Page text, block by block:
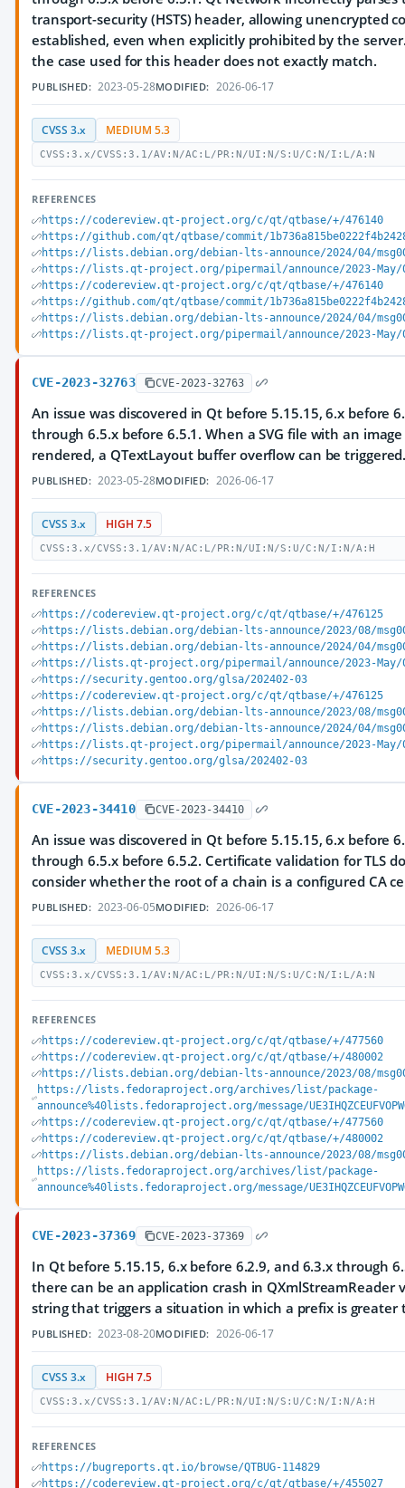
transport-security (HSTS) header, allowing unencrypted
established, even when explicitly prohibited by the
the case used for this header does not exactly match.
PUBLISHED: 2023-05-28MODIFIED: 2026-06-17
CVSS 3.x MEDIUM 5.3
CVSS:3.x/CVSS:3.1/AV:N/AC:L/PR:N/UI:N/S:U/C:N/I:L/A:N
REFERENCES
https://codereview.qt-project.org/c/qt/qtbase/+/476140
https://github.com/qt/qtbase/commit/
https://lists.debian.org/debian-lts-announce/2024/04/
https://lists.qt-project.org/pipermail/announce/2023-May/
https://codereview.qt-project.org/c/qt/qtbase/+/476140
https://github.com/qt/qtbase/commit/
https://lists.debian.org/debian-lts-announce/2024/04/
https://lists.qt-project.org/pipermail/announce/2023-May/
CVE-2023-32763 CVE-2023-32763
An issue was discovered in Qt before 5.15.15, 6.x before
through 6.5.x before 6.5.1. When a SVG file with an
rendered, a QTextLayout buffer overflow can be
PUBLISHED: 2023-05-28MODIFIED: 2026-06-17
CVSS 3.x HIGH 7.5
CVSS:3.x/CVSS:3.1/AV:N/AC:L/PR:N/UI:N/S:U/C:N/I:N/A:H
REFERENCES
https://codereview.qt-project.org/c/qt/qtbase/+/476125
https://lists.debian.org/debian-lts-announce/2023/08/
https://lists.debian.org/debian-lts-announce/2024/04/
https://lists.qt-project.org/pipermail/announce/2023-May/
https://security.gentoo.org/glsa/202402-03
https://codereview.qt-project.org/c/qt/qtbase/+/476125
https://lists.debian.org/debian-lts-announce/2023/08/
https://lists.debian.org/debian-lts-announce/2024/04/
https://lists.qt-project.org/pipermail/announce/2023-May/
https://security.gentoo.org/glsa/202402-03
CVE-2023-34410 CVE-2023-34410
An issue was discovered in Qt before 5.15.15, 6.x before
through 6.5.x before 6.5.2. Certificate validation for TLS
consider whether the root of a chain is a configured CA
PUBLISHED: 2023-06-05MODIFIED: 2026-06-17
CVSS 3.x MEDIUM 5.3
CVSS:3.x/CVSS:3.1/AV:N/AC:L/PR:N/UI:N/S:U/C:N/I:L/A:N
REFERENCES
https://codereview.qt-project.org/c/qt/qtbase/+/477560
https://codereview.qt-project.org/c/qt/qtbase/+/480002
https://lists.debian.org/debian-lts-announce/2023/08/
https://lists.fedoraproject.org/archives/list/package-
announce%40lists.fedoraproject.org/message/
https://codereview.qt-project.org/c/qt/qtbase/+/477560
https://codereview.qt-project.org/c/qt/qtbase/+/480002
https://lists.debian.org/debian-lts-announce/2023/08/
https://lists.fedoraproject.org/archives/list/package-
announce%40lists.fedoraproject.org/message/
CVE-2023-37369 CVE-2023-37369
In Qt before 5.15.15, 6.x before 6.2.9, and 6.3.x through
there can be an application crash in QXmlStreamReader
string that triggers a situation in which a prefix is greater
PUBLISHED: 2023-08-20MODIFIED: 2026-06-17
CVSS 3.x HIGH 7.5
CVSS:3.x/CVSS:3.1/AV:N/AC:L/PR:N/UI:N/S:U/C:N/I:N/A:H
REFERENCES
https://bugreports.qt.io/browse/QTBUG-114829
https://codereview.qt-project.org/c/qt/qtbase/+/455027